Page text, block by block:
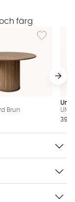
färg
UNO Matbord 120-167
Lägg till i
Brun
Uno
sparas